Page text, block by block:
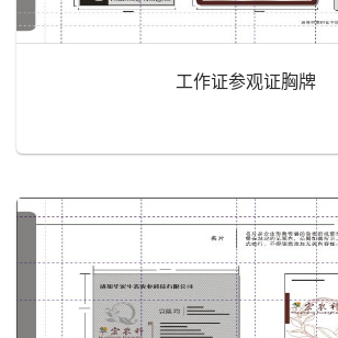
工作证参观证胸牌